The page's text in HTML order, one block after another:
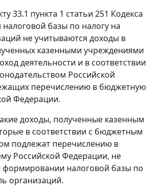
33.1 пункта 1 статьи 251 Кодекса
базы по налогу на
не учитываются доходы в
казенными учреждениями
деятельности и в соответствии
Российской
перечислению в бюджетную
Федерации.
доходы, полученные казенным
в соответствии с бюджетным
подлежат перечислению в
Российской Федерации, не
формировании налоговой базы по
организаций.